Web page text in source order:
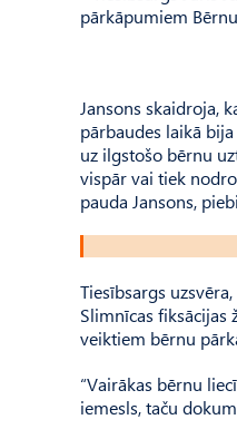
pārkāpumiem
Jansons skaidroja,
pārbaudes laikā
uz ilgstošo bērnu
vispār vai tiek
pauda Jansons,
Tiesībsargs
Slimnīcas
veiktiem bērnu
“Vairākas bērnu
iemesls, taču